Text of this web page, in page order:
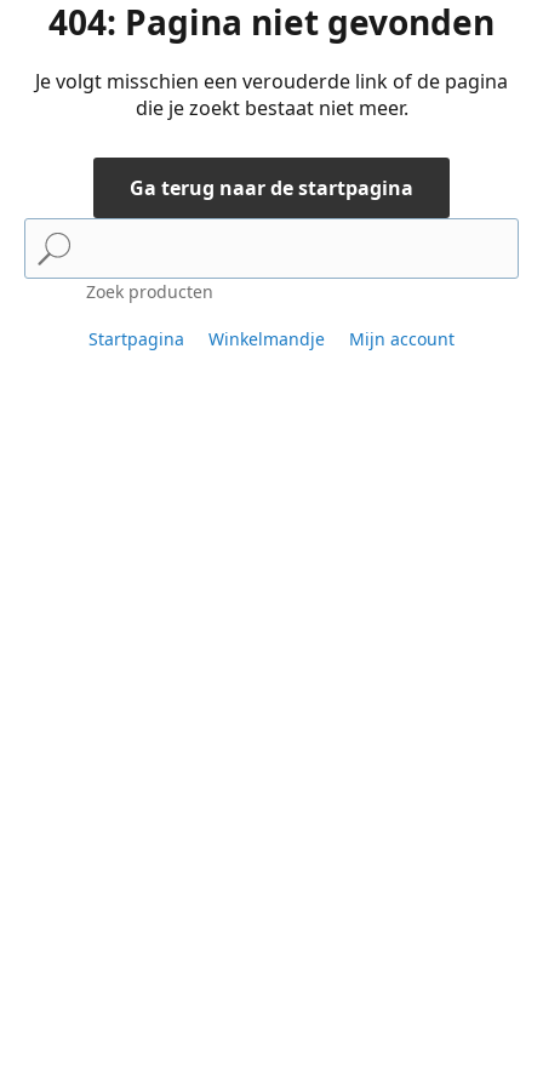
404: Pagina niet gevonden
Je volgt misschien een verouderde link of de pagina
die je zoekt bestaat niet meer.
Ga terug naar de startpagina
Zoek producten
Startpagina Winkelmandje Mijn account